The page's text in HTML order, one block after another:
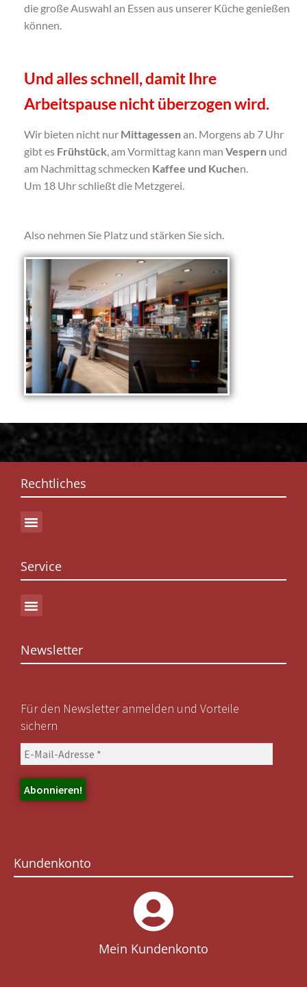
die große Auswahl an Essen aus unserer Küche genießen
können.
Und alles schnell, damit Ihre
Arbeitspause nicht überzogen wird.
Wir bieten nicht nur Mittagessenan. Morgens ab 7 Uhr
gibt es Frühstück , am Vormittag kann man Vespern und
am Nachmittag schmecken Kaffee und Kuchen.
Um 18 Uhr schließt die Metzgerei.
Also nehmen Sie Platz und stärken Sie sich.
Rechtliches
Service
Newsletter
Für den Newsletter anmelden und Vorteile
sichern
Kundenkonto
Mein Kundenkonto